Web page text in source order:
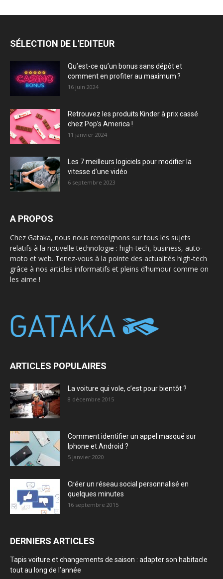
SÉLECTION DE L'EDITEUR
Qu’est-ce qu’un bonus sans dépôt et
comment en profiter au maximum ?
16 juin 2024
Retrouvez les produits Kinder à prix cassé
chez Pop’s America !
11 janvier 2024
Les 7 meilleurs logiciels pour modifier la
vitesse d’une vidéo
6 septembre 2023
A PROPOS
Chez Gataka, nous nous renseignons sur tous les sujets
relatifs à la nouvelle technologie : high-tech, business, auto-
moto et web. Tenez-vous à la pointe des actualités high-tech
grâce à nos articles informatifs et pleins d’humour comme on
les aime !
ARTICLES POPULAIRES
La voiture qui vole, c’est pour bientôt ?
8 décembre 2015
Comment identifier un appel masqué sur
Iphone et Android ?
5 janvier 2020
Créer un réseau social personnalisé en
quelques minutes
16 septembre 2015
DERNIERS ARTICLES
Tapis voiture et changements de saison : adapter son habitacle
tout au long de l’année